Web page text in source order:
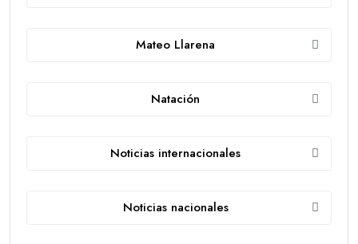
Mateo Llarena
Natación
Noticias internacionales
Noticias nacionales